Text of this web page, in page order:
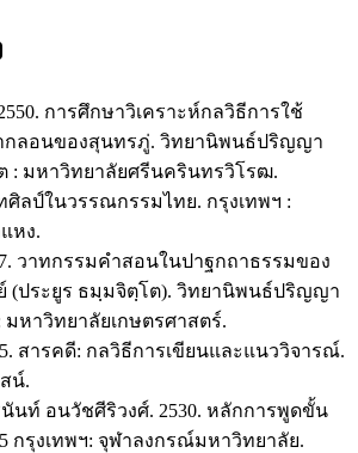
การศึกษาวิเคราะห์กลวิธีการใช้
กลอนของสุนทรภู่. วิทยานิพนธ์ปริญญา
: มหาวิทยาลัยศรีนครินทรวิโรฒ.
ศิลป์ในวรรณกรรมไทย. กรุงเทพฯ :
หง.
วาทกรรมคำสอนในปาฐกถาธรรมของ
(ประยูร ธมฺมจิตฺโต). วิทยานิพนธ์ปริญญา
าวิทยาลัยเกษตรศาสตร์.
สารคดี: กลวิธีการเขียนและแนววิจารณ์.
น์.
นท์ อนวัชศีริวงศ์. 2530. หลักการพูดขั้น
กรุงเทพฯ: จุฬาลงกรณ์มหาวิทยาลัย.